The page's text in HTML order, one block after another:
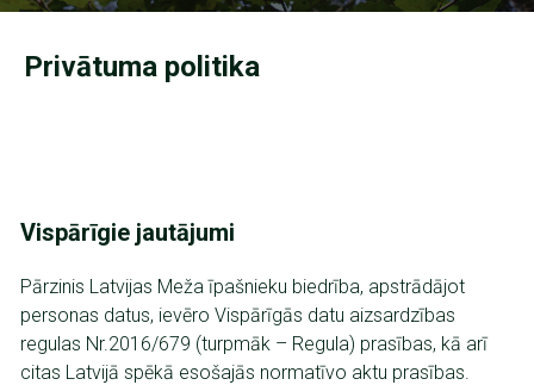
Privātuma politika
Vispārīgie jautājumi
Pārzinis Latvijas Meža īpašnieku biedrība, apstrādājot
personas datus, ievēro Vispārīgās datu aizsardzības
regulas Nr.2016/679 (turpmāk – Regula) prasības, kā arī
citas Latvijā spēkā esošajās normatīvo aktu prasības.